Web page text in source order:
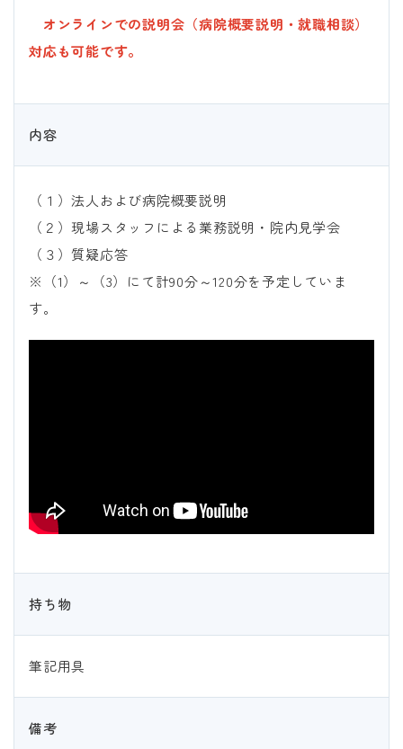
オンラインでの説明会（病院概要説明・就職相談）
対応も可能です。
内容
（１）法人および病院概要説明
（２）現場スタッフによる業務説明・院内見学会
（３）質疑応答
※（1）～（3）にて計90分～120分を予定していま
す。
持ち物
筆記用具
備考